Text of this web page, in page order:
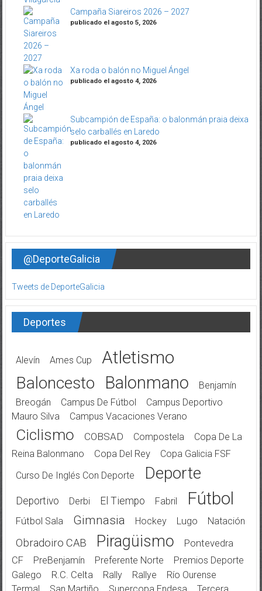
Campaña Siareiros 2026 – 2027
publicado el agosto 5, 2026
Xa roda o balón no Miguel Ángel
publicado el agosto 4, 2026
Subcampión de España: o balonmán praia deixa
selo carballés en Laredo
publicado el agosto 4, 2026
@DeporteGalicia
Tweets de DeporteGalicia
Deportes
Alevín Ames Cup Atletismo
Baloncesto Balonmano
Benjamín
Breogán
Campus De Fútbol
Campus Deportivo
Mauro Silva
Campus Vacaciones Verano
Ciclismo COBSAD Compostela
Copa De La
Reina Balonmano
Copa Del Rey
Copa Galicia FSF
Curso De Inglés Con Deporte
Deporte
Deportivo Derbi El Tiempo Fabril Fútbol
Fútbol Sala Gimnasia Hockey Lugo Natación
Obradoiro CAB Piragüismo
Pontevedra
CF
PreBenjamín Preferente Norte
Premios Deporte
Galego
R.C. Celta Rally Rallye
Río Ourense